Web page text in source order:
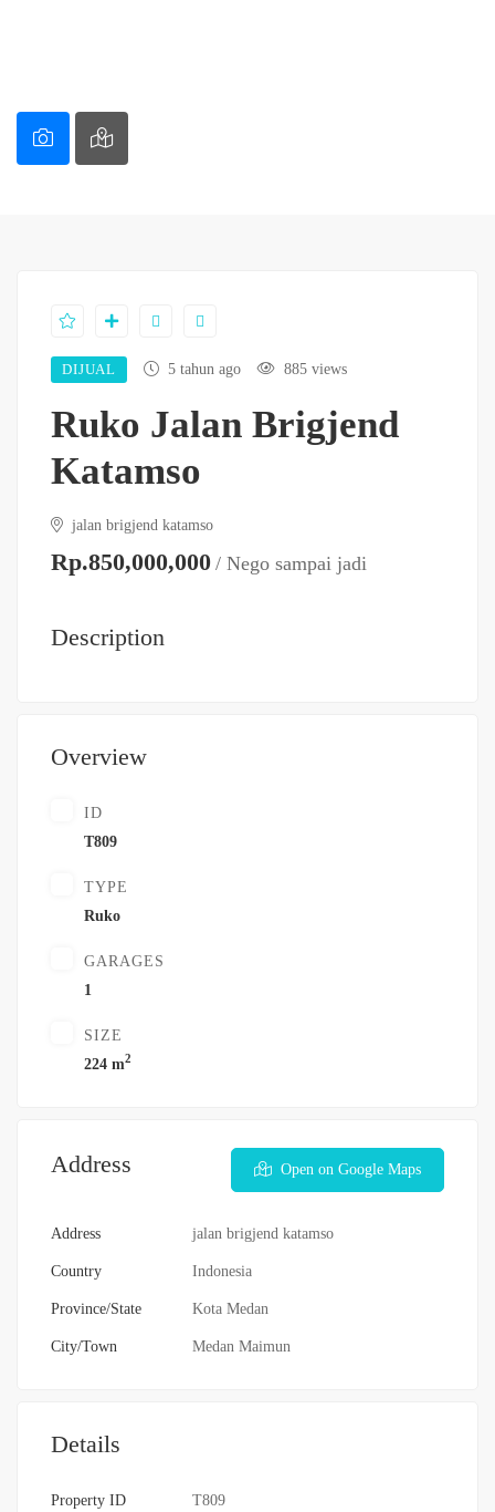
DIJUAL 5 tahun ago 885 views
Ruko Jalan Brigjend
Katamso
jalan brigjend katamso
Rp.850,000,000 / Nego sampai jadi
Description
Overview
ID
T809
TYPE
Ruko
GARAGES
1
SIZE
224 m2
Address Open on Google Maps
Address jalan brigjend katamso
Country Indonesia
Province/State Kota Medan
City/Town Medan Maimun
Details
Property ID T809